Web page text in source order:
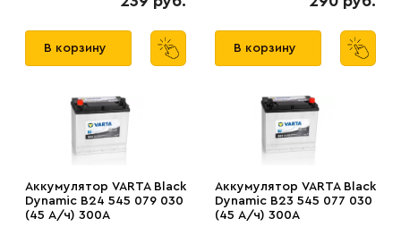
В корзину В корзину
Аккумулятор VARTA Black
Dynamic B24 545 079 030
(45 А/ч) 300А
Аккумулятор VARTA Black
Dynamic B23 545 077 030
(45 А/ч) 300А